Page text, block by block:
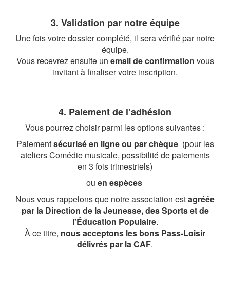
3. Validation par notre équipe
Une fois votre dossier complété, il sera vérifié par notre
équipe.
Vous recevrez ensuite un email de confirmation vous
invitant à finaliser votre inscription.
4. Paiement de l’adhésion
Vous pourrez choisir parmi les options suivantes :
Paiementsécurisé en ligneou par chèque (pour les
ateliers Comédie musicale, possibilité de paiements
en 3 fois trimestriels)
ou en espèces
Nous vous rappelons que notre association estagréée
par la Direction de la Jeunesse, des Sports et de
l'Éducation Populaire.
À ce titre, nous acceptons les bons Pass-Loisir
délivrés par la CAF.